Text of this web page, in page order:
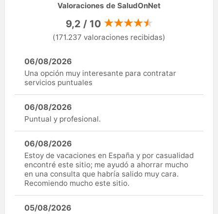
Valoraciones de SaludOnNet
9,2 / 10
(171.237 valoraciones recibidas)
06/08/2026
Una opción muy interesante para contratar
servicios puntuales
06/08/2026
Puntual y profesional.
06/08/2026
Estoy de vacaciones en España y por casualidad
encontré este sitio; me ayudó a ahorrar mucho
en una consulta que habría salido muy cara.
Recomiendo mucho este sitio.
05/08/2026